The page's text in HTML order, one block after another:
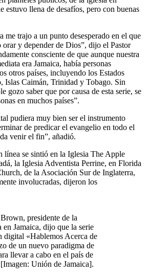
estuvo llena de desafíos, pero con buenas
me trajo a un punto desesperado en el que
orar y depender de Dios”, dijo el Pastor
consciente de que aunque nuestra
era Jamaica, había personas
otros países, incluyendo los Estados
Islas Caimán, Trinidad y Tobago. Sin
gozo saber que por causa de esta serie, se
en muchos países”.
pudiera muy bien ser el instrumento
de predicar el evangelio en todo el
venir el fin”, añadió.
línea se sintió en la Iglesia The Apple
la Iglesia Adventista Perrine, en Florida
de la Asociación Sur de Inglaterra,
involucradas, dijeron los
presidente de la
Jamaica, dijo que la serie
digital «Hablemos Acerca de
de un nuevo paradigma de
llevar a cabo en el país de
Unión de Jamaica].